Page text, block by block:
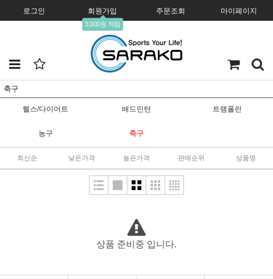
로그인 회원가입
3,000원 적립
주문조회 마이페이지
축구
헬스/다이어트 배드민턴 트램폴린
농구 축구
최신순 낮은가격 높은가격 판매순위 상품명
상품 준비중 입니다.